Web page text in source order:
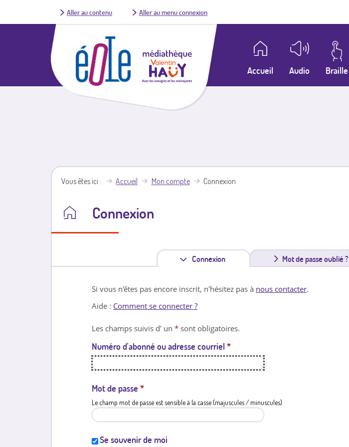
Aller au contenu Aller au menu connexion
Accueil Audio Braille
Vous êtes ici Accueil Mon compte Connexion
Connexion
Connexion
n
l
e
Mot de passe oublié ?
Si vous n'êtes pas encore inscrit, n'hésitez pas à nous contacter.
Aide : Comment se connecter ?
Les champs suivis d' un * sont obligatoires.
Numéro d'abonné ou adresse courriel *
Mot de passe *
Le champ mot de passe est sensible à la casse (majuscules / minuscules)
Se souvenir de moi